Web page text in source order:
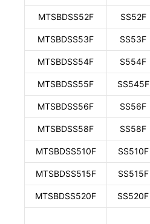
MTSBDSS52F SS52F
MTSBDSS53F SS53F
MTSBDSS54F S554F
MTSBDSS55F SS545F
MTSBDSS56F SS56F
MTSBDSS58F SS58F
MTSBDSS510F SS510F
MTSBDSS515F SS515F
MTSBDSS520F SS520F